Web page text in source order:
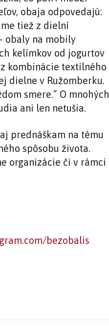
obaja odpovedajú:
tiež z dielní
obaly na mobily
kelímkov od jogurtov
kombinácie textilného
dielne v Ružomberku.
smere.“ O mnohých
ani len netušia.
prednáškam na tému
spôsobu života.
organizácie či v rámci
bezobalis